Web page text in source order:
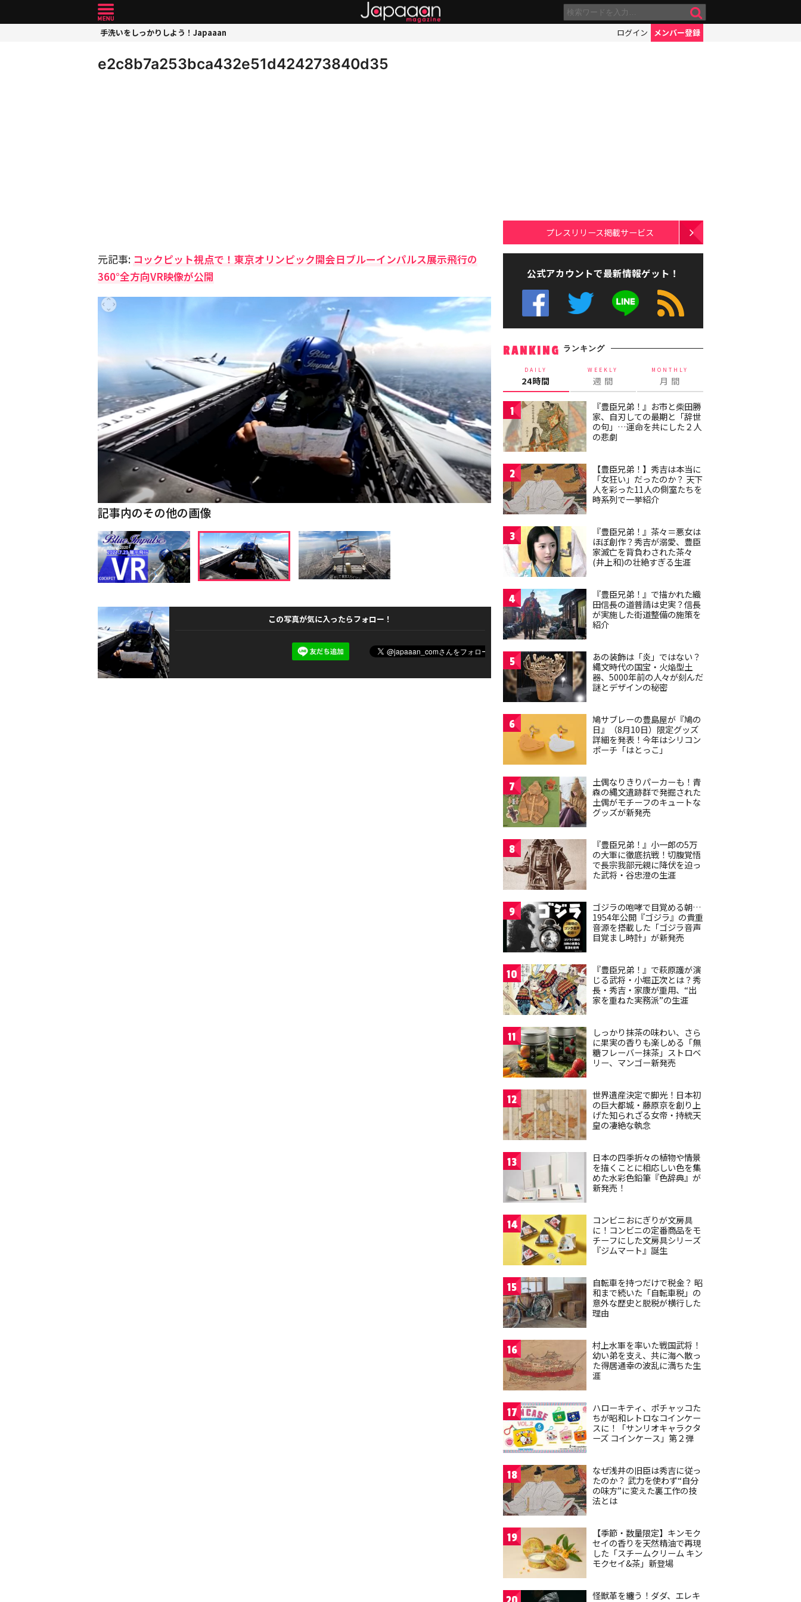
手洗いをしっかりしよう！Japaaan ログイン メンバー登録
e2c8b7a253bca432e51d424273840d35
元記事: コックピット視点で！東京オリンピック開会日ブルーインパルス展示飛行の
360°全方向VR映像が公開
記事内のその他の画像
この写真が気に入ったらフォロー！
プレスリリース掲載サービス
公式アカウントで最新情報ゲット！
RANKING ランキング
DAILY
24時間
WEEKLY
週 間
MONTHLY
月 間
1
『豊臣兄弟！』お市と柴田勝
家、自刃しての最期と「辞世
の句」…運命を共にした２人
の悲劇
2
【豊臣兄弟！】秀吉は本当に
「女狂い」だったのか？ 天下
人を彩った11人の側室たちを
時系列で一挙紹介
3
『豊臣兄弟！』茶々＝悪女は
ほぼ創作？秀吉が溺愛、豊臣
家滅亡を背負わされた茶々
(井上和)の壮絶すぎる生涯
4
『豊臣兄弟！』で描かれた織
田信長の道普請は史実？信長
が実施した街道整備の施策を
紹介
5
あの装飾は「炎」ではない？
縄文時代の国宝・火焔型土
器、5000年前の人々が刻んだ
謎とデザインの秘密
6
鳩サブレーの豊島屋が『鳩の
日』（8月10日）限定グッズ
詳細を発表！今年はシリコン
ポーチ「はとっこ」
7
土偶なりきりパーカーも！青
森の縄文遺跡群で発掘された
土偶がモチーフのキュートな
グッズが新発売
8
『豊臣兄弟！』小一郎の5万
の大軍に徹底抗戦！切腹覚悟
で長宗我部元親に降伏を迫っ
た武将・谷忠澄の生涯
9
ゴジラの咆哮で目覚める朝…
1954年公開『ゴジラ』の貴重
音源を搭載した「ゴジラ音声
目覚まし時計」が新発売
10
『豊臣兄弟！』で萩原護が演
じる武将・小堀正次とは？秀
長・秀吉・家康が重用、“出
家を重ねた実務派”の生涯
11
しっかり抹茶の味わい、さら
に果実の香りも楽しめる「無
糖フレーバー抹茶」ストロベ
リー、マンゴー新発売
12
世界遺産決定で脚光！日本初
の巨大都城・藤原京を創り上
げた知られざる女帝・持統天
皇の凄絶な執念
13
日本の四季折々の植物や情景
を描くことに相応しい色を集
めた水彩色鉛筆『色辞典』が
新発売！
14
コンビニおにぎりが文房具
に！コンビニの定番商品をモ
チーフにした文房具シリーズ
『ジムマート』誕生
15
自転車を持つだけで税金？ 昭
和まで続いた「自転車税」の
意外な歴史と脱税が横行した
理由
16
村上水軍を率いた戦国武将！
幼い弟を支え、共に海へ散っ
た得居通幸の波乱に満ちた生
涯
17
ハローキティ、ポチャッコた
ちが昭和レトロなコインケー
スに！「サンリオキャラクタ
ーズ コインケース」第２弾
18
なぜ浅井の旧臣は秀吉に従っ
たのか？ 武力を使わず“自分
の味方”に変えた裏工作の技
法とは
19
【季節・数量限定】キンモク
セイの香りを天然精油で再現
した「スチームクリーム キン
モクセイ&茶」新登場
怪獣革を纏う！ダダ、エレキ